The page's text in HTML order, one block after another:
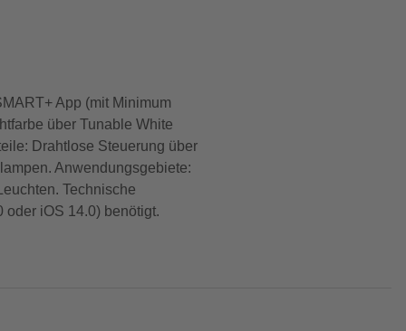
App (mit Minimum
über Tunable White
Drahtlose Steuerung über
Anwendungsgebiete:
Technische
oder iOS 14.0) benötigt.